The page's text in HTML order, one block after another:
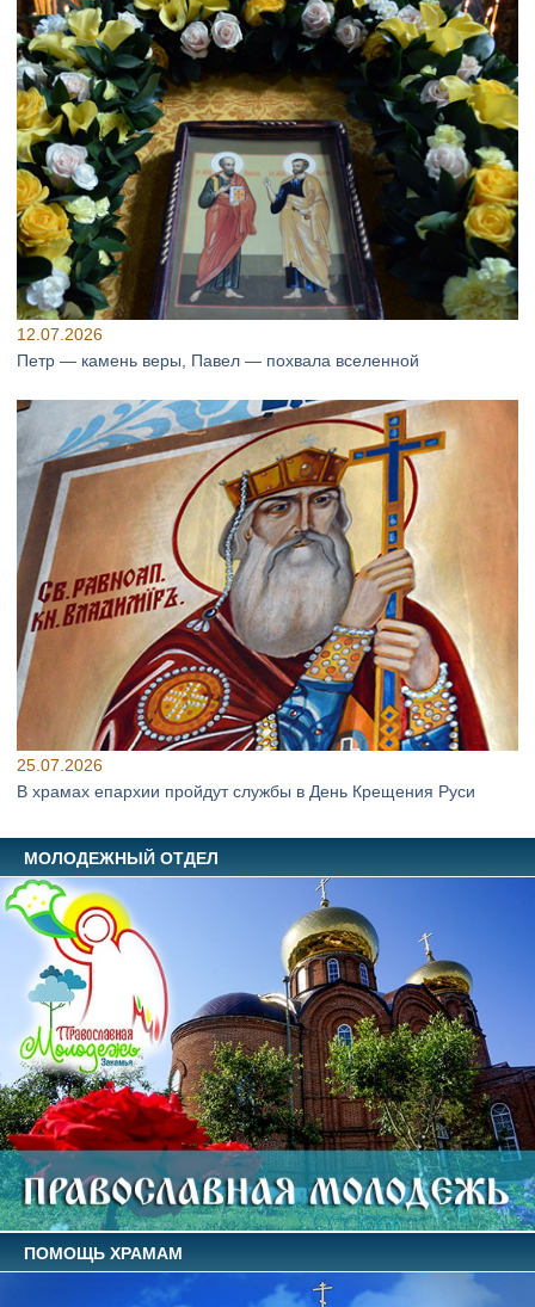
12.07.2026
Петр — камень веры, Павел — похвала вселенной
25.07.2026
В храмах епархии пройдут службы в День Крещения Руси
МОЛОДЕЖНЫЙ ОТДЕЛ
ПОМОЩЬ ХРАМАМ